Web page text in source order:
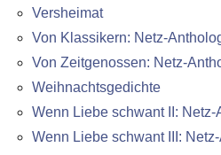
Versheimat
Von Klassikern: Netz-
Von Zeitgenossen: Netz-
Weihnachtsgedichte
Wenn Liebe schwant II: Netz-
Wenn Liebe schwant III: